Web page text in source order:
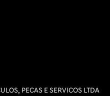
PECAS E SERVICOS LTDA